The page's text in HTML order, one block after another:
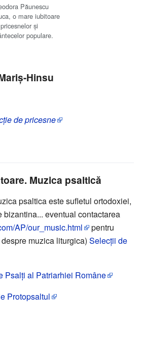
Păunescu
o mare iubitoare
şi
populare.
Hinsu
de pricesne
Muzica psaltică
psaltica este sufletul ortodoxiei,
bizantina... eventual contactarea
AP/our_music.html
pentru
muzica liturgica) Selecţii de
Psalţi al Patriarhiei Române
Protopsaltul